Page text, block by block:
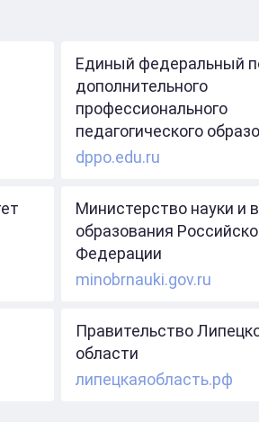
Единый федеральный
дополнительного
профессионального
педагогического
dppo.edu.ru
Министерство науки и
образования
Федерации
minobrnauki.gov.ru
Правительство
области
липецкаяобласть.рф